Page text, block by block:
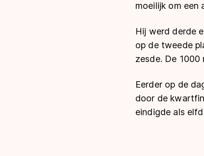
moeilijk om een
Hij werd derde
op de tweede
zesde. De 1000
Eerder op de
door de
eindigde als